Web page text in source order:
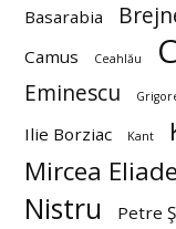
Basarabia
Camus
Ceahlău
Eminescu
Ilie Borziac
Kant
Mircea Eliade
Nistru Petre